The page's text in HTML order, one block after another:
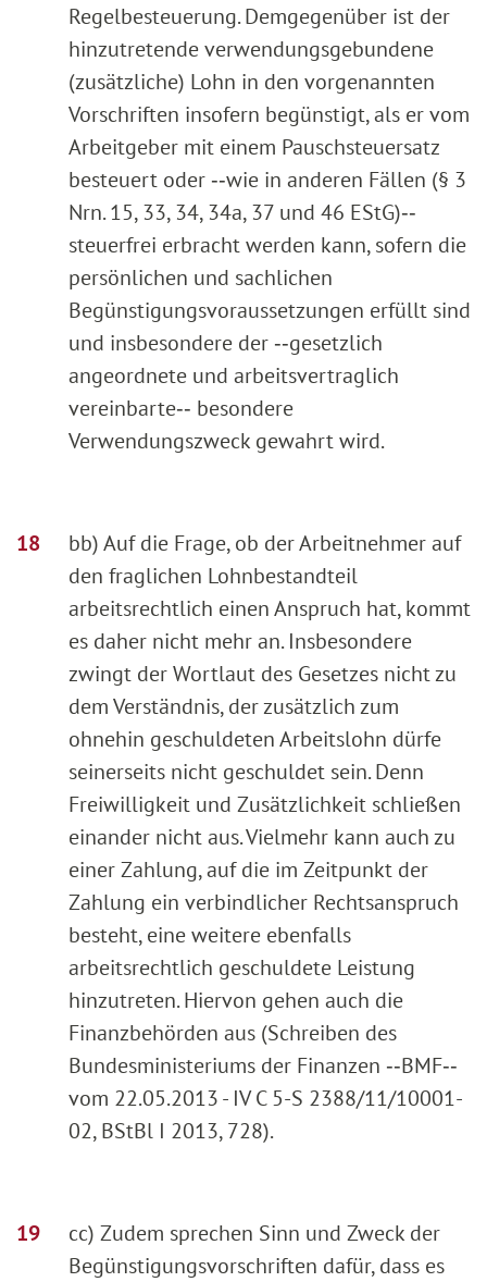
Regelbesteuerung. Demgegenüber ist der
hinzutretende verwendungsgebundene
(zusätzliche) Lohn in den vorgenannten
Vorschriften insofern begünstigt, als er vom
Arbeitgeber mit einem Pauschsteuersatz
besteuert oder ‑‑wie in anderen Fällen (§ 3
Nrn. 15, 33, 34, 34a, 37 und 46 EStG)‑‑
steuerfrei erbracht werden kann, sofern die
persönlichen und sachlichen
Begünstigungsvoraussetzungen erfüllt sind
und insbesondere der ‑‑gesetzlich
angeordnete und arbeitsvertraglich
vereinbarte‑‑ besondere
Verwendungszweck gewahrt wird.
bb) Auf die Frage, ob der Arbeitnehmer auf
den fraglichen Lohnbestandteil
arbeitsrechtlich einen Anspruch hat, kommt
es daher nicht mehr an. Insbesondere
zwingt der Wortlaut des Gesetzes nicht zu
dem Verständnis, der zusätzlich zum
ohnehin geschuldeten Arbeitslohn dürfe
seinerseits nicht geschuldet sein. Denn
Freiwilligkeit und Zusätzlichkeit schließen
einander nicht aus. Vielmehr kann auch zu
einer Zahlung, auf die im Zeitpunkt der
Zahlung ein verbindlicher Rechtsanspruch
besteht, eine weitere ebenfalls
arbeitsrechtlich geschuldete Leistung
hinzutreten. Hiervon gehen auch die
Finanzbehörden aus (Schreiben des
Bundesministeriums der Finanzen ‑‑BMF‑‑
vom 22.05.2013 - IV C 5-S 2388/11/10001-
02, BStBl I 2013, 728).
cc) Zudem sprechen Sinn und Zweck der
Begünstigungsvorschriften dafür, dass es